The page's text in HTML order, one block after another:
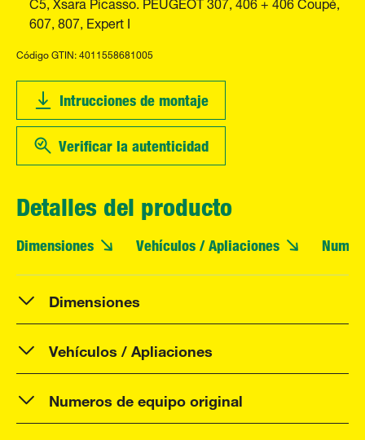
607, 807, Expert I
Código GTIN: 4011558681005
Intrucciones de montaje
Verificar la autenticidad
Detalles del producto
Dimensiones Vehículos / Apliaciones
Dimensiones
Vehículos / Apliaciones
Numeros de equipo original